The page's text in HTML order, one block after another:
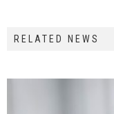
RELATED NEWS